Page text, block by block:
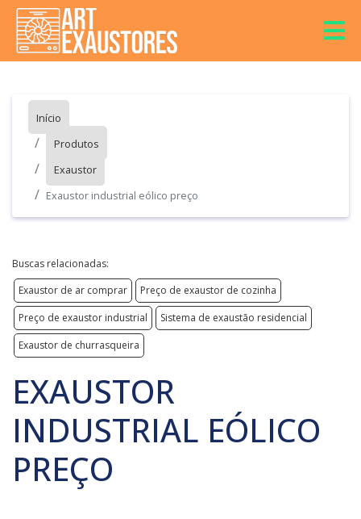
Início
Produtos
Exaustor
Exaustor industrial eólico preço
Buscas relacionadas:
Exaustor de ar comprar
Preço de exaustor de cozinha
Preço de exaustor industrial
Sistema de exaustão residencial
Exaustor de churrasqueira
EXAUSTOR
INDUSTRIAL EÓLICO
PREÇO